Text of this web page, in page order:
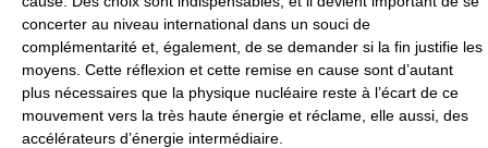
concerter au niveau international dans un souci de
complémentarité et, également, de se demander si la fin justifie les
moyens. Cette réflexion et cette remise en cause sont d’autant
plus nécessaires que la physique nucléaire reste à l’écart de ce
mouvement vers la très haute énergie et réclame, elle aussi, des
accélérateurs d’énergie intermédiaire.